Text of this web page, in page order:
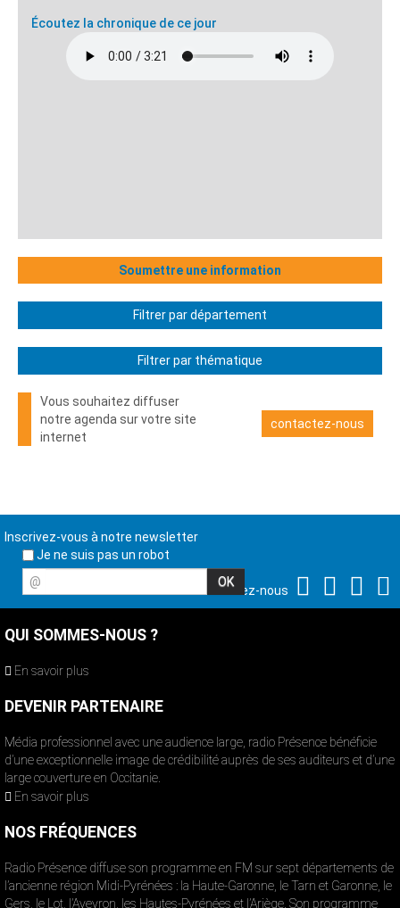
Écoutez la chronique de ce jour
Soumettre une information
Filtrer par département
Filtrer par thématique
Vous souhaitez diffuser
notre agenda sur votre site
internet
contactez-nous
Inscrivez-vous à notre newsletter
Je ne suis pas un robot
@
Suivez-nous
QUI SOMMES-NOUS ?
En savoir plus
DEVENIR PARTENAIRE
Média professionnel avec une audience large, radio Présence bénéficie
d’une exceptionnelle image de crédibilité auprès de ses auditeurs et d’une
large couverture en Occitanie.
En savoir plus
NOS FRÉQUENCES
Radio Présence diffuse son programme en FM sur sept départements de
l’ancienne région Midi-Pyrénées : la Haute-Garonne, le Tarn et Garonne, le
Gers, le Lot, l’Aveyron, les Hautes-Pyrénées et l’Ariège. Son programme